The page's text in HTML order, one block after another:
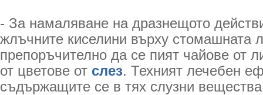
- За намаляване на дразнещото
жлъчните киселини върху стомашната
препоръчително да се пият чайове от
от цветове от слез. Техният лечебен
съдържащите се в тях слузни